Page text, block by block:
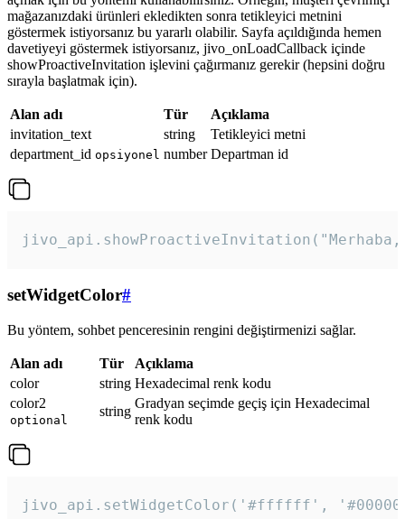
mağazanızdaki ürünleri ekledikten sonra tetikleyici metnini
göstermek istiyorsanız bu yararlı olabilir. Sayfa açıldığında hemen
davetiyeyi göstermek istiyorsanız, jivo_onLoadCallback içinde
showProactiveInvitation işlevini çağırmanız gerekir (hepsini doğru
sırayla başlatmak için).
Alan adı Tür
Açıklama
invitation_text
string
Tetikleyici metni
department_id opsiyonel number Departman id
setWidgetColor#
Bu yöntem, sohbet penceresinin rengini değiştirmenizi sağlar.
Alan adı Tür
Açıklama
color
string Hexadecimal renk kodu
color2
optional
string
Gradyan seçimde geçiş için Hexadecimal
renk kodu
jivo_api.setWidgetColor('#ffffff',